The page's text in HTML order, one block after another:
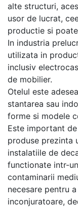
alte structuri,
usor de lucrat,
productie si
In industria
utilizata in
inclusiv
de mobilier.
Otelul este
stantarea sau
forme si modele
Este important
produse prezinta
instalatiile de
functionate intr-
contaminarii
necesare pentru
inconjuratoare,